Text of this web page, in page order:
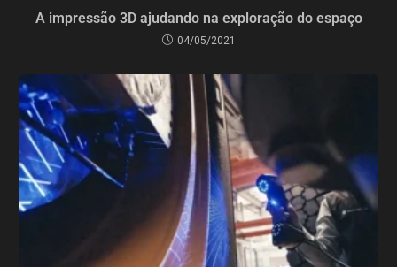
A impressão 3D ajudando na exploração do espaço
04/05/2021